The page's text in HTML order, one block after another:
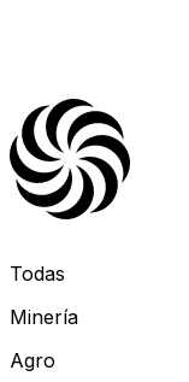
Todas
Minería
Agro